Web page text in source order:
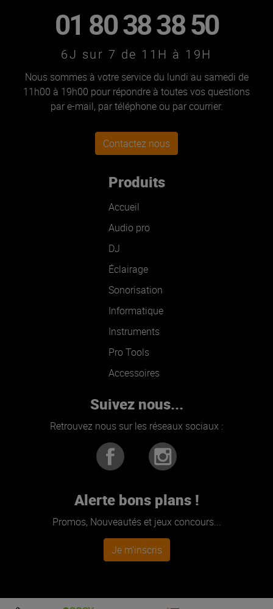
01 80 38 38 50
6J sur 7 de 11H à 19H
Nous sommes à votre service du lundi au samedi de
11h00 à 19h00 pour répondre à toutes vos questions
par e-mail, par téléphone ou par courrier.
Contactez nous
Produits
Accueil
Audio pro
DJ
Éclairage
Sonorisation
Informatique
Instruments
Pro Tools
Accessoires
Suivez nous...
Retrouvez nous sur les réseaux sociaux :
Alerte bons plans !
Promos, Nouveautés et jeux concours...
Je m'inscris